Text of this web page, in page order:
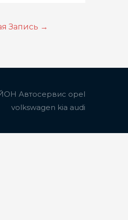
Запись →
Автосервис opel
volkswagen kia audi